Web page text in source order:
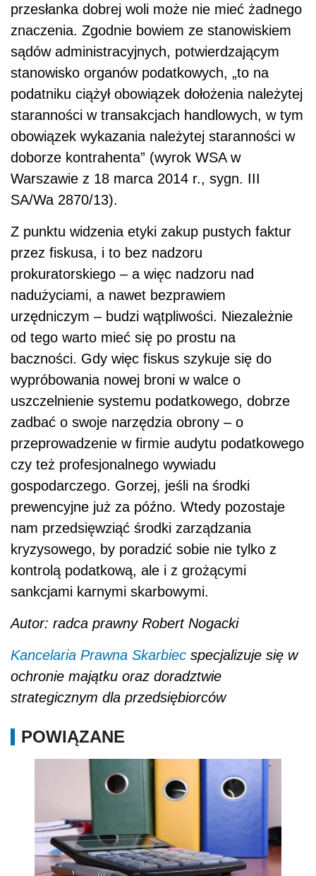
przesłanka dobrej woli może nie mieć żadnego
znaczenia. Zgodnie bowiem ze stanowiskiem
sądów administracyjnych, potwierdzającym
stanowisko organów podatkowych, „to na
podatniku ciążył obowiązek dołożenia należytej
staranności w transakcjach handlowych, w tym
obowiązek wykazania należytej staranności w
doborze kontrahenta” (wyrok WSA w
Warszawie z 18 marca 2014 r., sygn. III
SA/Wa 2870/13).
Z punktu widzenia etyki zakup pustych faktur
przez fiskusa, i to bez nadzoru
prokuratorskiego – a więc nadzoru nad
nadużyciami, a nawet bezprawiem
urzędniczym – budzi wątpliwości. Niezależnie
od tego warto mieć się po prostu na
baczności. Gdy więc fiskus szykuje się do
wypróbowania nowej broni w walce o
uszczelnienie systemu podatkowego, dobrze
zadbać o swoje narzędzia obrony – o
przeprowadzenie w firmie audytu podatkowego
czy też profesjonalnego wywiadu
gospodarczego. Gorzej, jeśli na środki
prewencyjne już za późno. Wtedy pozostaje
nam przedsięwziąć środki zarządzania
kryzysowego, by poradzić sobie nie tylko z
kontrolą podatkową, ale i z grożącymi
sankcjami karnymi skarbowymi.
Autor: radca prawny Robert Nogacki
Kancelaria Prawna Skarbiec specjalizuje się w
ochronie majątku oraz doradztwie
strategicznym dla przedsiębiorców
POWIĄZANE